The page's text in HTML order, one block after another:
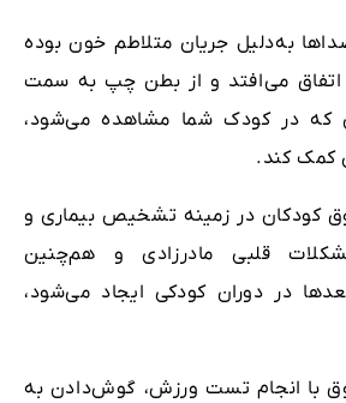
به‌دلیل جریان متلاطم خون بوده
اتفاق می‌افتد و از بطن چپ به سمت
که در کودک شما مشاهده می‌شود،
کمک کند.
در زمینه تشخیص بیماری و
قلبی مادرزادی و هم‌چنین
در دوران کودکی ایجاد می‌شود،
با انجام تست ورزش، گوش‌دادن به